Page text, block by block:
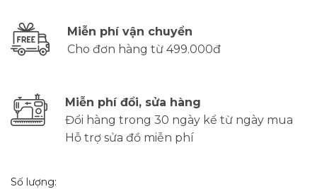
Miễn phí vận chuyển
Cho đơn hàng từ 499.000đ
Miễn phí đổi, sửa hàng
Đổi hàng trong 30 ngày kể từ ngày mua
Hỗ trợ sửa đồ miễn phí
Số lượng: